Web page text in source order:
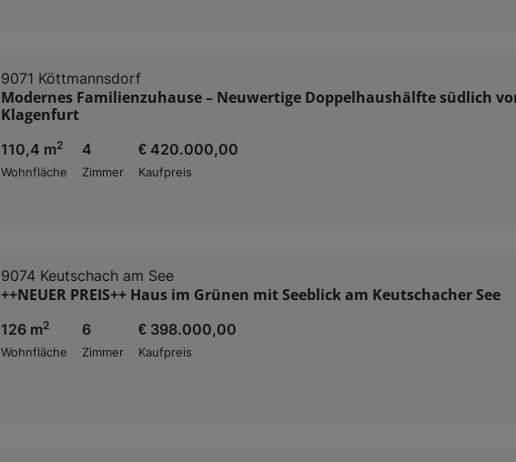
9071 Köttmannsdorf
Modernes Familienzuhause – Neuwertige Doppelhaushälfte südlich
Klagenfurt
110,4 m2
Wohnfläche
4
Zimmer
€ 420.000,00
Kaufpreis
9074 Keutschach am See
++NEUER PREIS++ Haus im Grünen mit Seeblick am Keutschacher See
126 m2
Wohnfläche
6
Zimmer
€ 398.000,00
Kaufpreis